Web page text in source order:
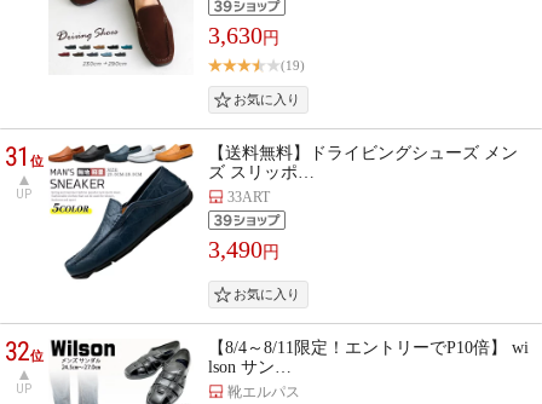
3,630円
(19)
31位
UP
【送料無料】ドライビングシューズ メン
ズ スリッポ…
33ART
3,490円
32位
UP
【8/4～8/11限定！エントリーでP10倍】 wi
lson サン…
靴エルパス